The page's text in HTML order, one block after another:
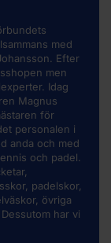
med
Efter
men
Idag
Magnus
för
personalen i
anda och med
och padel.
,
padelskor,
övriga
har vi